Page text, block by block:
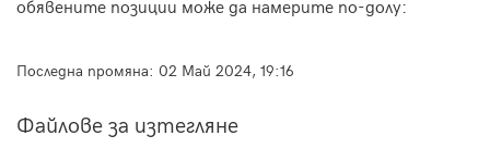
обявените позиции може да намерите по-долу:
Последна промяна: 02 Май 2024, 19:16
Файлове за изтегляне